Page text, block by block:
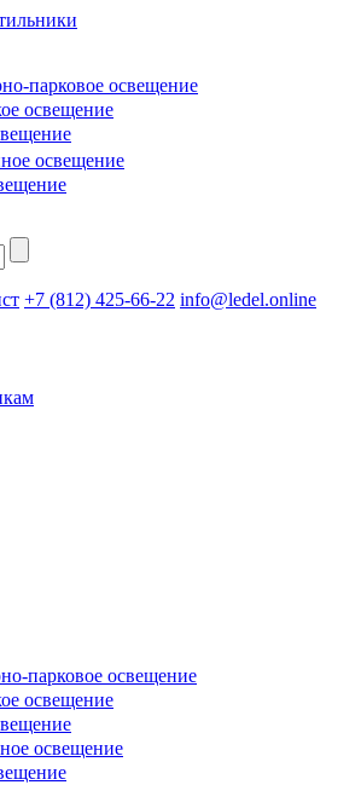
парковое освещение
освещение
освещение
+7 (812) 425-66-22 info@ledel.online
парковое освещение
освещение
освещение